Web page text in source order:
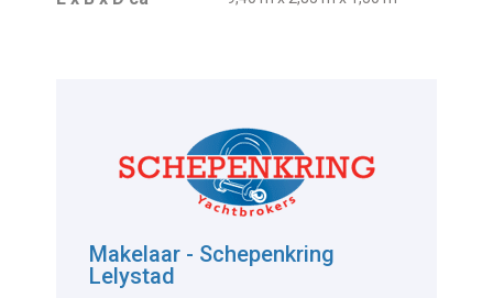
Makelaar - Schepenkring
Lelystad